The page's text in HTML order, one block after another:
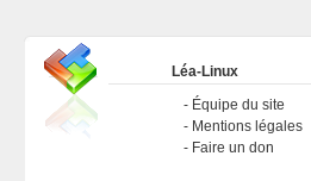
Léa-Linux
Équipe du site
Mentions légales
Faire un don